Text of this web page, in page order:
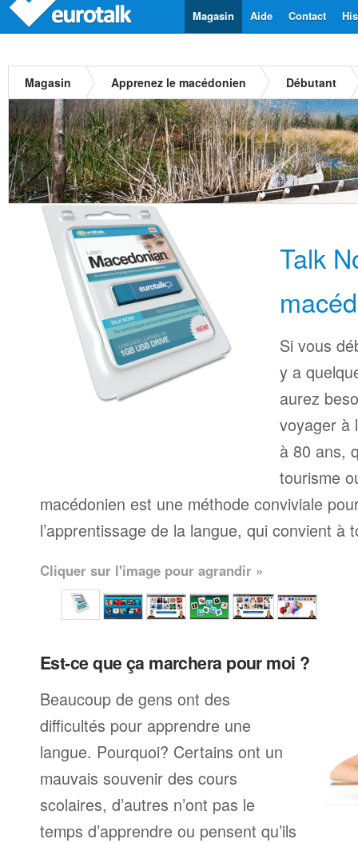
Contact
Aide
Magasin
Magasin Apprenez le macédonien Débutant
Talk
Si vous
y a
aurez
voyager à
à 80 ans,
tourisme
macédonien est une méthode conviviale
l’apprentissage de la langue, qui convient à
Cliquer sur l'image pour agrandir »
Est-ce que ça marchera pour moi ?
Beaucoup de gens ont des
difficultés pour apprendre une
langue. Pourquoi? Certains ont un
mauvais souvenir des cours
scolaires, d’autres n’ont pas le
temps d’apprendre ou pensent qu’ils